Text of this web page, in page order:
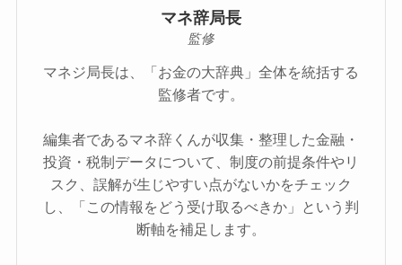
マネ辞局長
監修
マネジ局長は、「お金の大辞典」全体を統括する
監修者です。
編集者であるマネ辞くんが収集・整理した金融・
投資・税制データについて、制度の前提条件やリ
スク、誤解が生じやすい点がないかをチェック
し、「この情報をどう受け取るべきか」という判
断軸を補足します。